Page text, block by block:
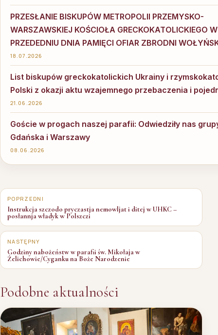
PRZESŁANIE BISKUPÓW METROPOLII PRZEMYSKO-
WARSZAWSKIEJ KOŚCIOŁA GRECKOKATOLICKIEGO
PRZEDEDNIU DNIA PAMIĘCI OFIAR ZBRODNI
18.07.2026
List biskupów greckokatolickich Ukrainy i
Polski z okazji aktu wzajemnego przebaczenia i
21.06.2026
Goście w progach naszej parafii: Odwiedziły nas
Gdańska i Warszawy
08.06.2026
Nawigacja
wpisu
POPRZEDNI
Instrukcja szczodo pryczastja nemowljat i ditej w UHKC –
posłannja władyk w Polszczi
NASTĘPNY
Godziny nabożeństw w parafii św. Mikołaja w
Żelichowie/Cyganku na Boże Narodzenie
Podobne aktualności